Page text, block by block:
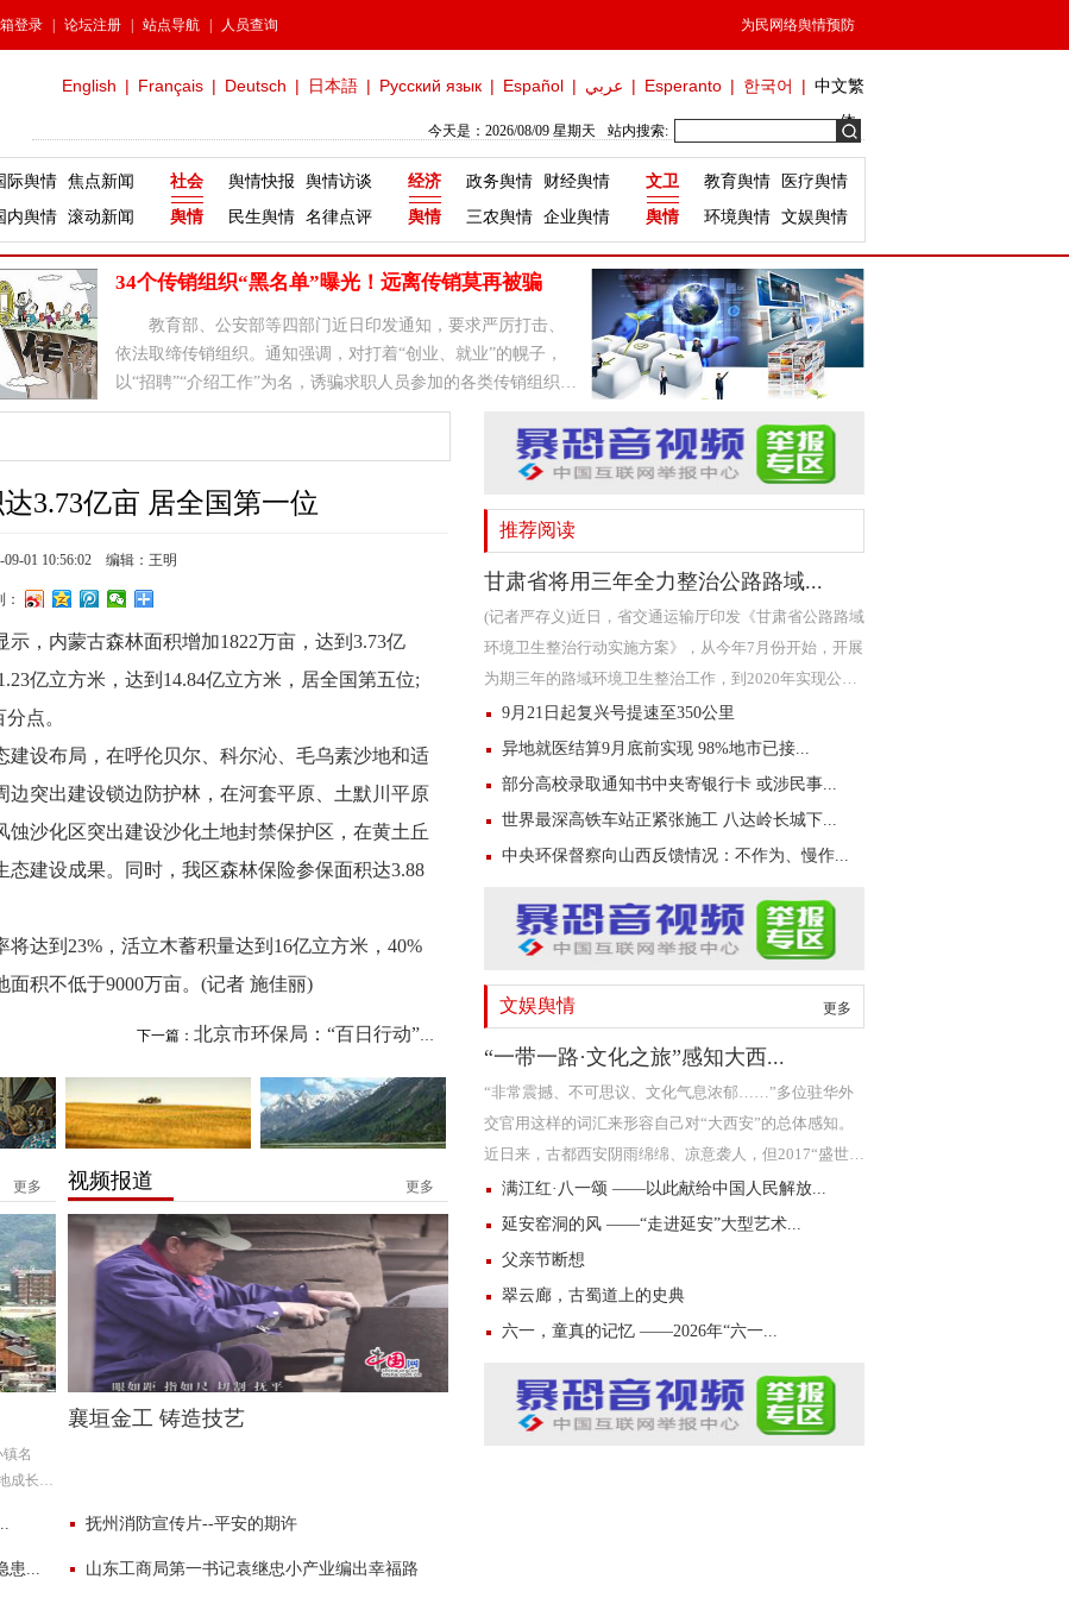
为民网络舆情预防
登录 论坛注册 站点导航 人员查询
English | Français | Deutsch | 日本語 | Русский язык | Español | عربي | Esperanto | 한국어 | 中文繁
体
今天是：2026/08/09 星期天 站内搜索:
际舆情
焦点新闻
内舆情
滚动新闻
社会
舆情
舆情快报
舆情访谈
民生舆情
名律点评
经济
舆情
政务舆情
财经舆情
三农舆情
企业舆情
文卫
舆情
教育舆情
医疗舆情
环境舆情
文娱舆情
34个传销组织“黑名单”曝光！远离传销莫再被骗
教育部、公安部等四部门近日印发通知，要求严厉打击、
依法取缔传销组织。通知强调，对打着“创业、就业”的幌子，
以“招聘”“介绍工作”为名，诱骗求职人员参加的各类传销组织，
坚决铲除。
推荐阅读
甘肃省将用三年全力整治公路路域...
(记者严存义)近日，省交通运输厅印发《甘肃省公路路域
环境卫生整治行动实施方案》，从今年7月份开始，开展
为期三年的路域环境卫生整治工作，到2020年实现公路
沿线视野内无垃
9月21日起复兴号提速至350公里
异地就医结算9月底前实现 98%地市已接...
部分高校录取通知书中夹寄银行卡 或涉民事...
世界最深高铁车站正紧张施工 八达岭长城下...
中央环保督察向山西反馈情况：不作为、慢作...
更多
文娱舆情
“一带一路·文化之旅”感知大西...
“非常震撼、不可思议、文化气息浓郁……”多位驻华外
交官用这样的词汇来形容自己对“大西安”的总体感知。
近日来，古都西安阴雨绵绵、凉意袭人，但2017“盛世碑
林”大型文
满江红·八一颂 ——以此献给中国人民解放...
延安窑洞的风 ——“走进延安”大型艺术...
父亲节断想
翠云廊，古蜀道上的史典
六一，童真的记忆 ——2026年“六一...
3.73亿亩 居全国第一位
09-01 10:56:02 编辑：王明
，内蒙古森林面积增加1822万亩，达到3.73亿
亿立方米，达到14.84亿立方米，居全国第五位;
点。
建设布局，在呼伦贝尔、科尔沁、毛乌素沙地和适
突出建设锁边防护林，在河套平原、土默川平原
沙化区突出建设沙化土地封禁保护区，在黄土丘
建设成果。同时，我区森林保险参保面积达3.88
达到23%，活立木蓄积量达到16亿立方米，40%
积不低于9000万亩。(记者 施佳丽)
下一篇： 北京市环保局：“百日行动”立案处罚772...
更多
视频报道
襄垣金工 铸造技艺
抚州消防宣传片--平安的期许
山东工商局第一书记袁继忠小产业编出幸福路
更多
名
成长发
患...